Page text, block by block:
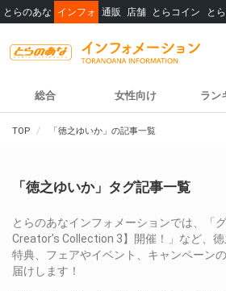
とらのあな インフォ 通販 店舗 とらコイン と
総合 女性向け ラン
TOP 「徳之ゆいか」の記事一覧
「徳之ゆいか」タグ記事一覧
とらのあなインフォメーションでは、「
Creator’s Collection 3】開催！」など、
特典、フェアやイベント、キャンペーン
届けします！